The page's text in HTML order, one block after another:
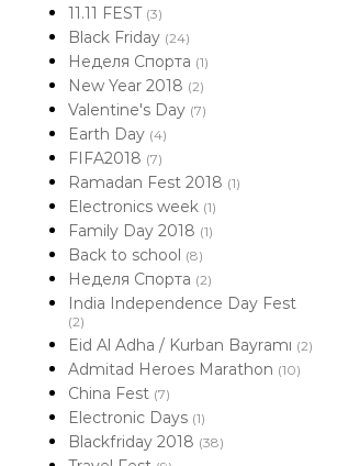
11.11 FEST (3)
Black Friday (24)
Неделя Спорта (1)
New Year 2018 (2)
Valentine's Day (7)
Earth Day (4)
FIFA2018 (7)
Ramadan Fest 2018 (1)
Electronics week (1)
Family Day 2018 (1)
Back to school (8)
Неделя Спорта (2)
India Independence Day Fest
(2)
Eid Al Adha / Kurban Bayramı (2)
Admitad Heroes Marathon (10)
China Fest (7)
Electronic Days (1)
Blackfriday 2018 (38)